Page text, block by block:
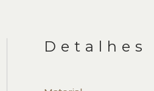
Detalhes